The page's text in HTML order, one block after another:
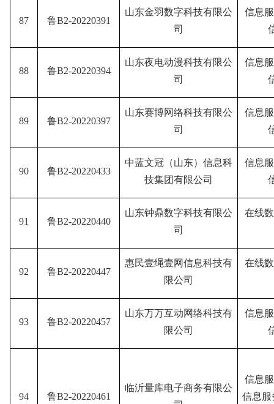
87 鲁B2-20220391
山东金羽数字科技有限公
司
信息
88 鲁B2-20220394
山东夜电动漫科技有限公
司
信息
89 鲁B2-20220397
山东赛博网络科技有限公
司
信息
90 鲁B2-20220433
中蓝文冠（山东）信息科
技集团有限公司
信息
91 鲁B2-20220440
山东钟鼎数字科技有限公
司
在线
92 鲁B2-20220447
惠民壹绳壹网信息科技有
限公司
在线
93 鲁B2-20220457
山东万万互动网络科技有
限公司
信息
94 鲁B2-20220461
临沂量库电子商务有限公
信息
信息服